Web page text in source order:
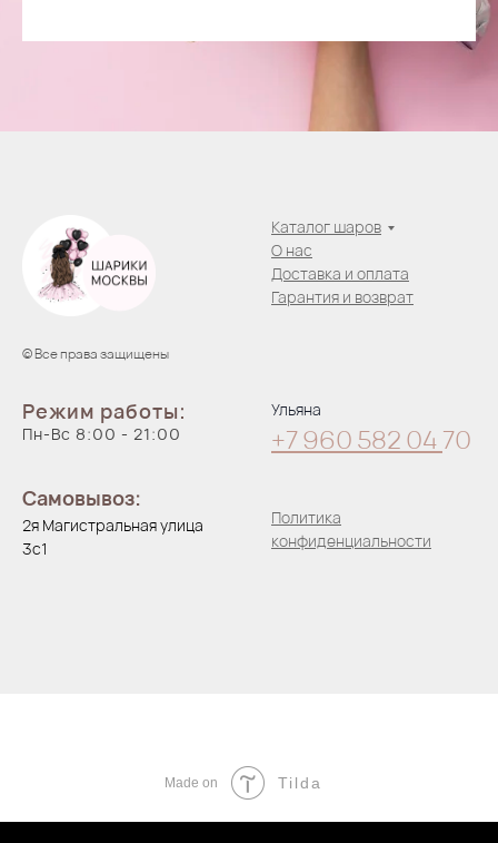
© Все права защищены
Каталог шаров
О нас
Доставка и оплата
Гарантия и возврат
Режим работы:
Пн-Вс 8:00 - 21:00
Самовывоз:
2я Магистральная улица
3с1
Ульяна
+7 960 582 04 70
Политика
конфиденциальности
Made on Tilda